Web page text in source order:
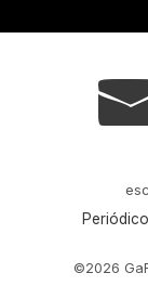
©2026